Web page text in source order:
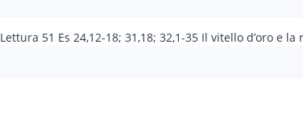
Lettura 51 Es 24,12-18; 31,18; 32,1-35 Il vitello d’oro e